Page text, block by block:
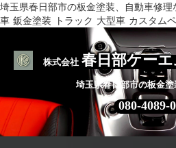
埼玉県春日部市の板金塗装、自動車修
車 鈑金塗装 トラック 大型車 カスタム
株式会社 春日部ケー
埼玉県春日部市の板金
080-4089-